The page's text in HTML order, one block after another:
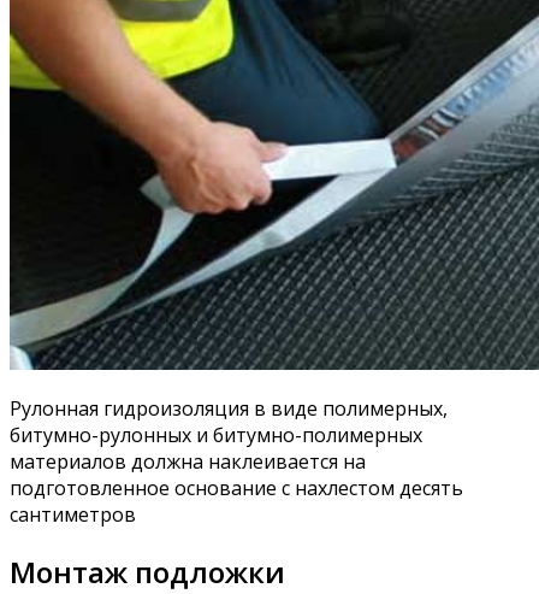
Рулонная гидроизоляция в виде полимерных,
битумно-рулонных и битумно-полимерных
материалов должна наклеивается на
подготовленное основание с нахлестом десять
сантиметров
Монтаж подложки